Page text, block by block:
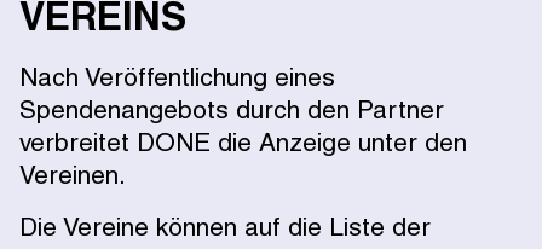
VEREINS
Nach Veröffentlichung eines
Spendenangebots durch den Partner
verbreitet DONE die Anzeige unter den
Vereinen.
Die Vereine können auf die Liste der